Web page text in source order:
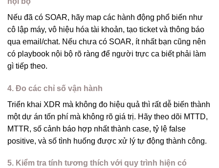
Nếu đã có SOAR, hãy map các hành động phổ biến như
cô lập máy, vô hiệu hóa tài khoản, tạo ticket và thông báo
qua email/chat. Nếu chưa có SOAR, ít nhất bạn cũng nên
có playbook nội bộ rõ ràng để người trực ca biết phải làm
gì tiếp theo.
4. Đo các chỉ số vận hành
Triển khai XDR mà không đo hiệu quả thì rất dễ biến thành
một dự án tốn phí mà không rõ giá trị. Hãy theo dõi MTTD,
MTTR, số cảnh báo hợp nhất thành case, tỷ lệ false
positive, và số tình huống được xử lý tự động thành công.
5. Kiểm tra tính tương thích với quy trình hiện có